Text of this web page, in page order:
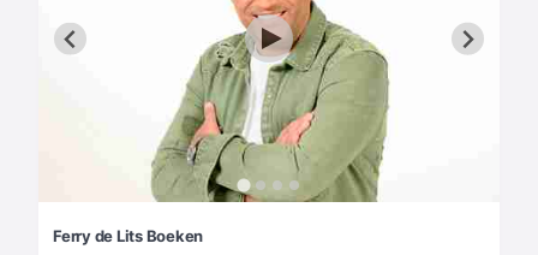
Ferry de Lits Boeken